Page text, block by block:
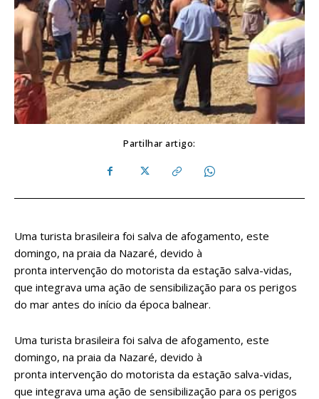
Partilhar artigo:
Uma turista brasileira foi salva de afogamento, este
domingo, na praia da Nazaré, devido à
pronta intervenção do motorista da estação salva-vidas,
que integrava uma ação de sensibilização para os perigos
do mar antes do início da época balnear.
Uma turista brasileira foi salva de afogamento, este
domingo, na praia da Nazaré, devido à
pronta intervenção do motorista da estação salva-vidas,
que integrava uma ação de sensibilização para os perigos